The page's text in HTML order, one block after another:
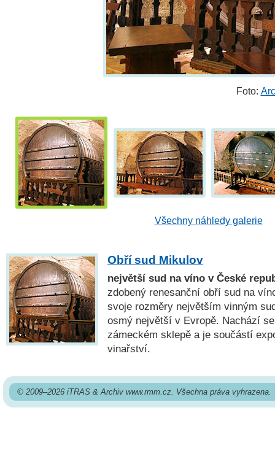
Foto:
Všechny náhledy galerie
Obří sud Mikulov
největší sud na víno v České
zdobený renesanční obří sud na
svoje rozměry největším vinným
osmý největší v Evropě. Nachází
zámeckém sklepě a je součástí
vinařství.
© 2009–2026 iTRAS & Archiv www.rmm.cz. Všechna práva vyhrazena.